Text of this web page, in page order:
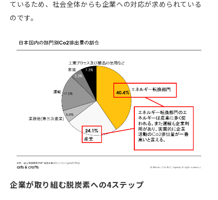
ているため、社会全体からも企業への対応が求められている
のです。
企業が取り組む脱炭素への4ステップ